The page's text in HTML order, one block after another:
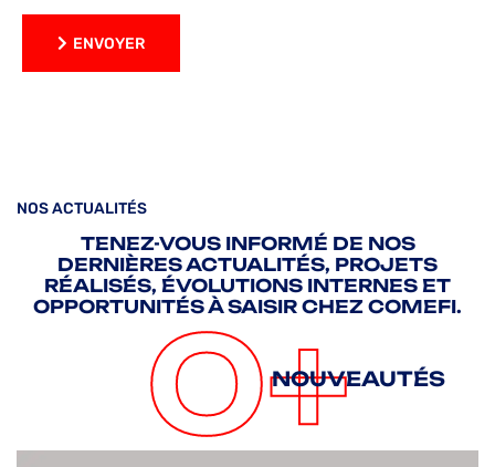
ENVOYER
NOS ACTUALITÉS
TENEZ-VOUS INFORMÉ DE NOS
DERNIÈRES ACTUALITÉS, PROJETS
RÉALISÉS, ÉVOLUTIONS INTERNES ET
OPPORTUNITÉS À SAISIR CHEZ COMEFI.
0+
NOUVEAUTÉS